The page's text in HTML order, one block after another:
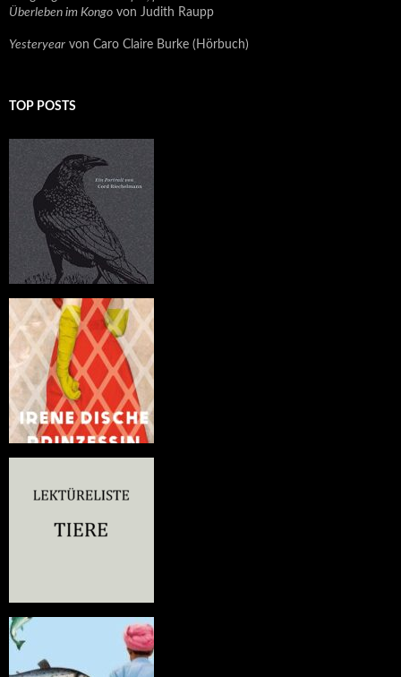
Überleben im Kongo von Judith Raupp
Yesteryear von Caro Claire Burke (Hörbuch)
TOP POSTS